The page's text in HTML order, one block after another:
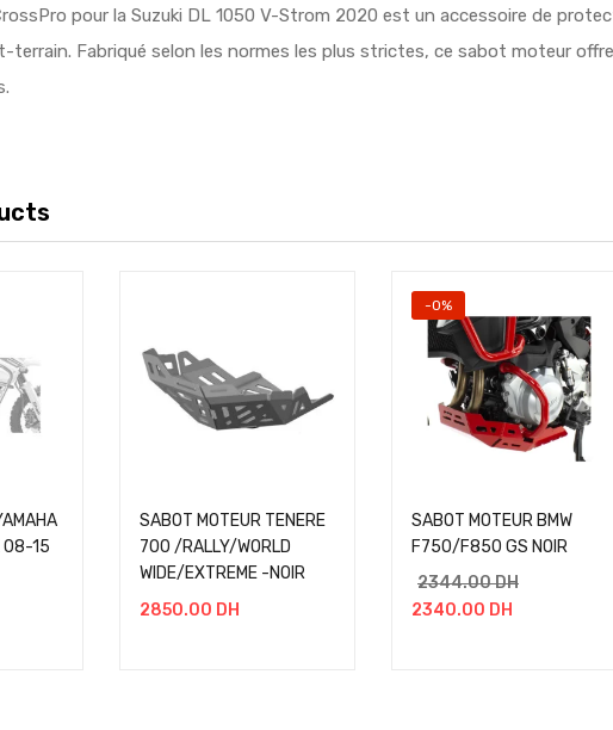
pour la Suzuki DL 1050 V-Strom 2020 est un accessoire de
Fabriqué selon les normes les plus strictes, ce sabot moteur
08-15
SABOT MOTEUR TENERE
700 /RALLY/WORLD
WIDE/EXTREME -NOIR
2850.00 DH
-0%
SABOT MOTEUR BMW
F750/F850 GS NOIR
2344.00DH
2340.00 DH